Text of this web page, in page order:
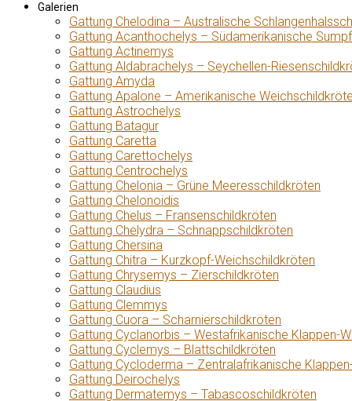
Galerien
Gattung Chelodina – Australische
Gattung Acanthochelys – Südamerikanische
Gattung Actinemys
Gattung Aldabrachelys – Seychellen-
Gattung Amyda
Gattung Apalone – Amerikanische
Gattung Astrochelys
Gattung Batagur
Gattung Caretta
Gattung Carettochelys
Gattung Centrochelys
Gattung Chelonia – Grüne Meeresschildkröten
Gattung Chelonoidis
Gattung Chelus – Fransenschildkröten
Gattung Chelydra – Schnappschildkröten
Gattung Chersina
Gattung Chitra – Kurzkopf-Weichschildkröten
Gattung Chrysemys – Zierschildkröten
Gattung Claudius
Gattung Clemmys
Gattung Cuora – Scharnierschildkröten
Gattung Cyclanorbis – Westafrikanische Klappen-
Gattung Cyclemys – Blattschildkröten
Gattung Cycloderma – Zentralafrikanische
Gattung Deirochelys
Gattung Dermatemys – Tabascoschildkröten